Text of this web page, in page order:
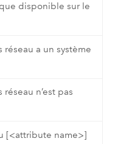
disponible sur le
a un système
n’est pas
[<attribute name>]